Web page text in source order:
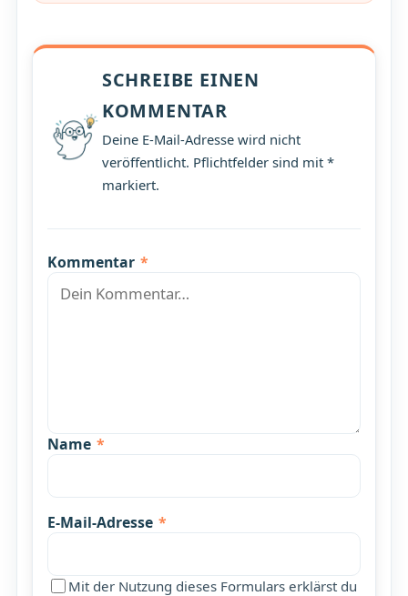
SCHREIBE EINEN
KOMMENTAR
Deine E-Mail-Adresse wird nicht
veröffentlicht. Pflichtfelder sind mit *
markiert.
Kommentar *
Name *
E-Mail-Adresse *
Mit der Nutzung dieses Formulars erklärst du